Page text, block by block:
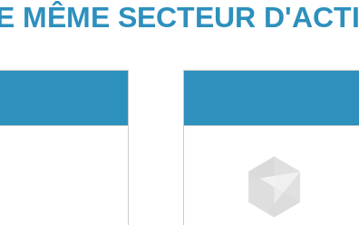
MÊME SECTEUR